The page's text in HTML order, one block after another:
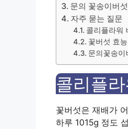
문의 꽃송이버
자주 묻는 질문
콜리플라워
꽃버섯 효능
문의꽃송이
콜리플
꽃버섯은 재배가
하루 1015g 정도